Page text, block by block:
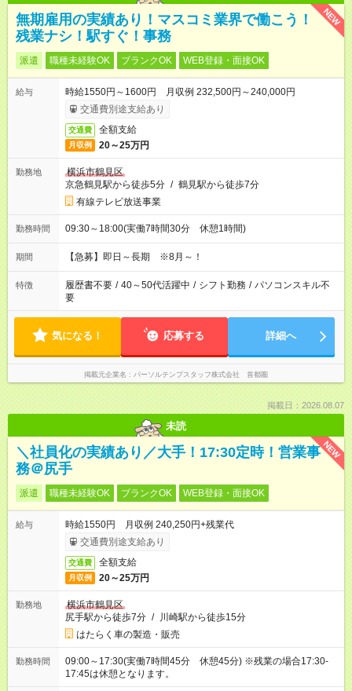
NEW
無期雇用の実績あり！マスコミ業界で働こう！
残業ナシ！駅すぐ！事務
派遣 職種未経験OK ブランクOK WEB登録・面接OK
給与
時給1550円～1600円 月収例 232,500円～240,000円
交通費別途支給あり
交通費 全額支給
月収例 20～25万円
勤務地
横浜市鶴見区
京急鶴見駅から徒歩5分 / 鶴見駅から徒歩7分
有線テレビ放送事業
勤務時間 09:30～18:00(実働7時間30分 休憩1時間)
期間 【急募】即日～長期 ※8月～！
特徴 履歴書不要 / 40～50代活躍中 / シフト勤務 / パソコンスキル不
要
気になる！ 応募する 詳細へ
掲載元企業名 パーソルテンプスタッフ株式会社 首都圏
掲載日：2026.08.07
未読
NEW
＼社員化の実績あり／大手！17:30定時！営業事
務＠尻手
派遣 職種未経験OK ブランクOK WEB登録・面接OK
給与
時給1550円 月収例 240,250円+残業代
交通費別途支給あり
交通費 全額支給
月収例 20～25万円
勤務地
横浜市鶴見区
尻手駅から徒歩7分 / 川崎駅から徒歩15分
はたらく車の製造・販売
勤務時間
09:00～17:30(実働7時間45分 休憩45分) ※残業の場合17:30-
17:45は休憩となります。